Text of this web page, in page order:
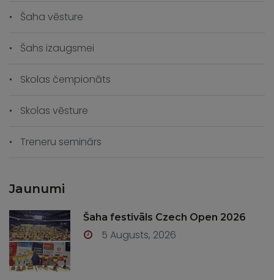
Šaha vēsture
Šahs izaugsmei
Skolas čempionāts
Skolas vēsture
Treneru seminārs
Jaunumi
Šaha festivāls Czech Open 2026
5 Augusts, 2026